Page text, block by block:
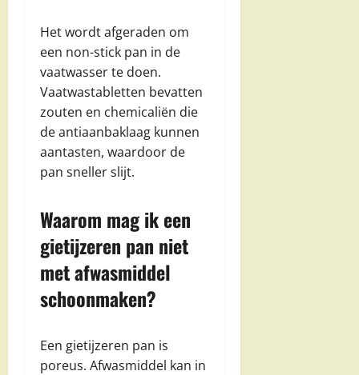
Het wordt afgeraden om
een non-stick pan in de
vaatwasser te doen.
Vaatwastabletten bevatten
zouten en chemicaliën die
de antiaanbaklaag kunnen
aantasten, waardoor de
pan sneller slijt.
Waarom mag ik een
gietijzeren pan niet
met afwasmiddel
schoonmaken?
Een gietijzeren pan is
poreus. Afwasmiddel kan in